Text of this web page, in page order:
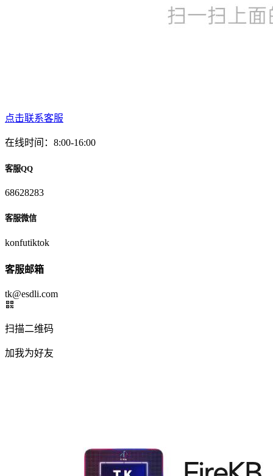
点击联系客服
在线时间：8:00-16:00
客服QQ
68628283
客服微信
konfutiktok
客服邮箱
tk@esdli.com
扫描二维码
加我为好友